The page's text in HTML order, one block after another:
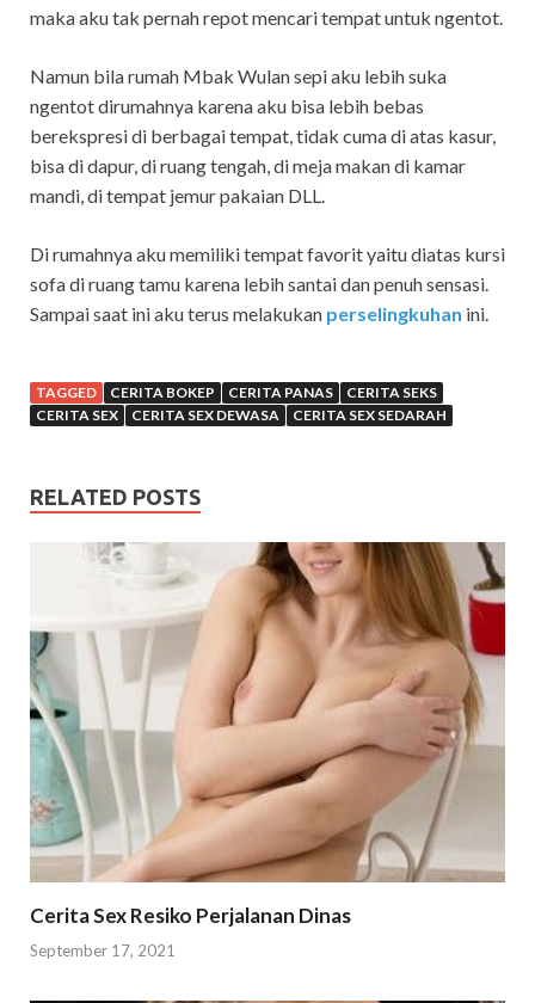
maka aku tak pernah repot mencari tempat untuk ngentot.
Namun bila rumah Mbak Wulan sepi aku lebih suka
ngentot dirumahnya karena aku bisa lebih bebas
berekspresi di berbagai tempat, tidak cuma di atas kasur,
bisa di dapur, di ruang tengah, di meja makan di kamar
mandi, di tempat jemur pakaian DLL.
Di rumahnya aku memiliki tempat favorit yaitu diatas kursi
sofa di ruang tamu karena lebih santai dan penuh sensasi.
Sampai saat ini aku terus melakukan perselingkuhan ini.
TAGGED CERITA BOKEP CERITA PANAS
CERITA SEKS
CERITA SEX
CERITA SEX DEWASA CERITA SEX SEDARAH
RELATED POSTS
Cerita Sex Resiko Perjalanan Dinas
September 17, 2021